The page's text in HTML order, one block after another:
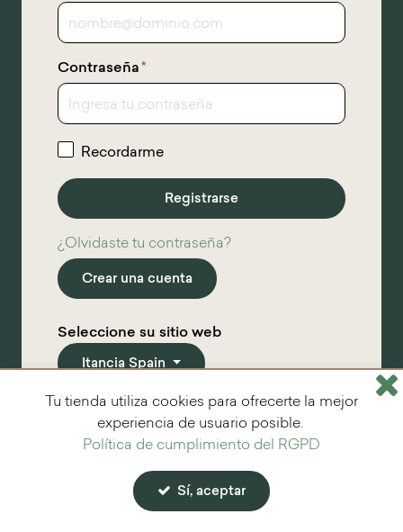
Contraseña*
Recordarme
¿Olvidaste tu contraseña?
Crear una cuenta
Seleccione su sitio web
Itancia Spain
* Campos obligatorios
Tu tienda utiliza cookies para ofrecerte la mejor
experiencia de usuario posible.
Política de cumplimiento del RGPD
Sí, aceptar